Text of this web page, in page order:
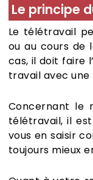
Le principe
Le télétravail
ou au cours de
cas, il doit faire
travail avec une
Concernant le
télétravail, il
vous en saisir
toujours mieux